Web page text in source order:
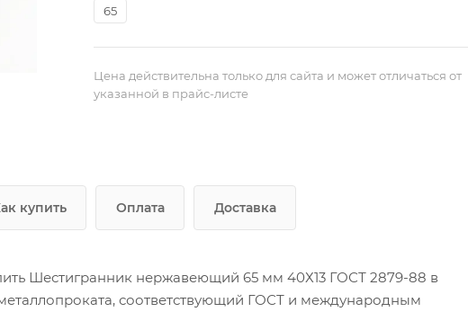
65
Цена действительна только для сайта и может отличаться от
указанной в прайс-листе
купить Оплата Доставка
Шестигранник нержавеющий 65 мм 40Х13 ГОСТ 2879-88 в
соответствующий ГОСТ и международным